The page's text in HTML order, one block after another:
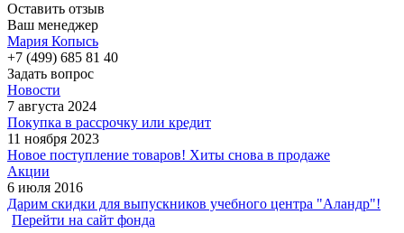
Оставить отзыв
Ваш менеджер
Мария Копысь
+7 (499) 685 81 40
Задать вопрос
Новости
7 августа 2024
Покупка в рассрочку или кредит
11 ноября 2023
Новое поступление товаров! Хиты снова в продаже
Акции
6 июля 2016
Дарим скидки для выпускников учебного центра "Аландр"!
Перейти на сайт фонда